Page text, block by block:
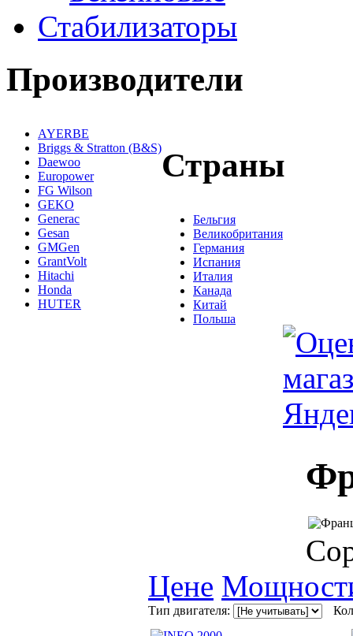
Стабилизаторы
Производители
AYERBE
Briggs & Stratton (B&S)
Daewoo
Europower
FG Wilson
GEKO
Generac
Gesan
GMGen
GrantVolt
Hitachi
Honda
HUTER
Страны
Бельгия
Великобритания
Германия
Испания
Италия
Канада
Китай
Польша
Цене
Тип двигателя: